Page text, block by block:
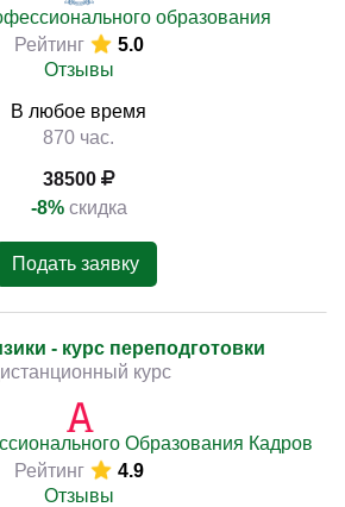
образования
Рейтинг
5.0
Отзывы
В любое время
870 час.
38500
-8% скидка
Подать заявку
- курс переподготовки
курс
Образования Кадров
Рейтинг
4.9
Отзывы